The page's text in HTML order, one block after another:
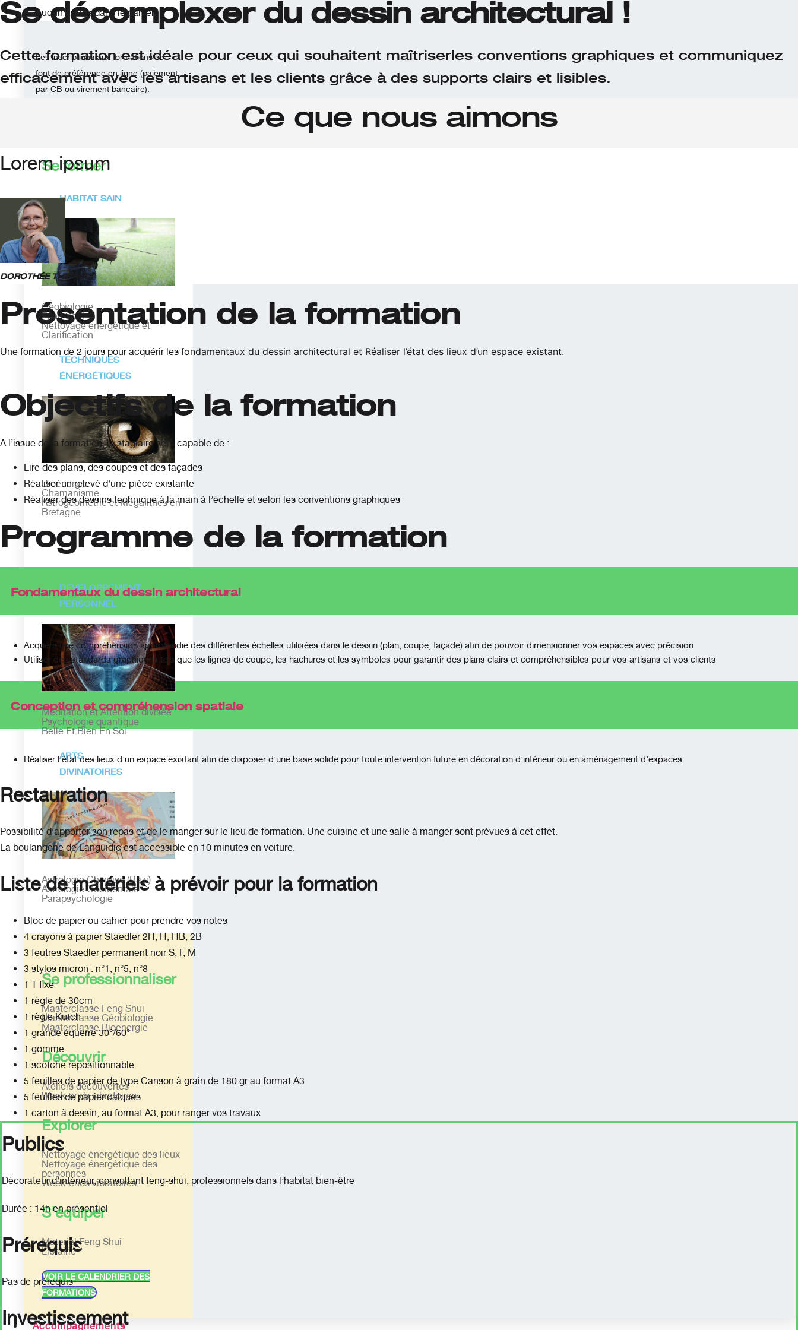
Aucun article dans le panier.
Les inscriptions aux formations se
font de préférence en ligne (paiement
par CB ou virement bancaire).
Se former
HABITAT SAIN
Géobiologie
Feng Shui
Nettoyage énergétique et
Clarification
TECHNIQUES
ÉNERGÉTIQUES
Bioénergie
Chamanisme
Astrogéométrie et Mégalithes en
Bretagne
DEVELOPPEMENT
PERSONNEL
Méditation et Attention divisée
Psychologie quantique
Belle Et Bien En Soi
ARTS
DIVINATOIRES
Astrologie Chinoise (Bazi)
Astrologie Occidentale
Parapsychologie
Se professionnaliser
Masterclasse Feng Shui
Masterclasse Géobiologie
Masterclasse Bioenergie
Découvrir
Ateliers découvertes
Week-ends vibratoires
Explorer
Nettoyage énergétique des lieux
Nettoyage énergétique des
personnes
Week-ends vibratoires
S'équiper
Materiel Feng Shui
Librairie
VOIR LE CALENDRIER DES
FORMATIONS
Accompagnements
Se décomplexer du dessin architectural !
Cette formation est idéale pour ceux qui souhaitent maîtriserles conventions graphiques et communiquez
efficacement avec les artisans et les clients grâce à des supports clairs et lisibles.
Ce que nous aimons
Lorem ipsum
DOROTHÉE THIRAULT
Présentation de la formation
Une formation de 2 jours pour acquérir les fondamentaux du dessin architectural et Réaliser l’état des lieux d’un espace existant.
Objectifs de la formation
A l’issue de la formation, le stagiaire sera capable de :
Lire des plans, des coupes et des façades
Réaliser un relevé d’une pièce existante
Réaliser des dessins technique à la main à l’échelle et selon les conventions graphiques
Programme de la formation
Fondamentaux du dessin architectural
Acquérir une compréhension approfondie des différentes échelles utilisées dans le dessin (plan, coupe, façade) afin de pouvoir dimensionner vos espaces avec précision
Utiliser des standards graphiques tels que les lignes de coupe, les hachures et les symboles pour garantir des plans clairs et compréhensibles pour vos artisans et vos clients
Conception et compréhension spatiale
Réaliser l’état des lieux d’un espace existant afin de disposer d’une base solide pour toute intervention future en décoration d’intérieur ou en aménagement d’espaces
Restauration
Possibilité d’apporter son repas et de le manger sur le lieu de formation. Une cuisine et une salle à manger sont prévues à cet effet.
La boulangerie de Languidic est accessible en 10 minutes en voiture.
Liste de matériels à prévoir pour la formation
Bloc de papier ou cahier pour prendre vos notes
4 crayons à papier Staedler 2H, H, HB, 2B
3 feutres Staedler permanent noir S, F, M
3 stylos micron : n°1, n°5, n°8
1 T fixe
1 règle de 30cm
1 règle Kutch
1 grande équerre 30°/60°
1 gomme
1 scotche repositionnable
5 feuilles de papier de type Canson à grain de 180 gr au format A3
5 feuilles de papier calques
1 carton à dessin, au format A3, pour ranger vos travaux
Publics
Décorateur d’intérieur, consultant feng-shui, professionnels dans l’habitat bien-être
Durée : 14h en présentiel
Prérequis
Pas de prérequis
Investissement